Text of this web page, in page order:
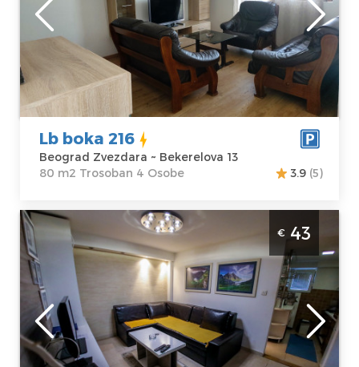
Lokacija:
Beograd
Zvezdara
Adresa:
Bekerelova 13
Cena
35 €
Gosti:
Kvadratura :
80
m2
Struktura :
Trosoban
Lb boka 216
Beograd Zvezdara ~ Bekerelova 13
80 m2 Trosoban 4 Osobe
3.9 (5)
Dvosoban Apartman Fjord Spa Beograd
Zvezdara apartman za 4 osobe sa saunom
Beograd
Lokacija:
Beograd
Zvezdara
Adresa:Riste
Gosti:2
Kvadratura :
m2
Struktura :
€ 43